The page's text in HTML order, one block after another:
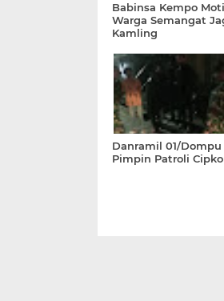
Babinsa Kempo
Warga Semangat
Kamling
Danramil 01/Dompu
Pimpin Patroli